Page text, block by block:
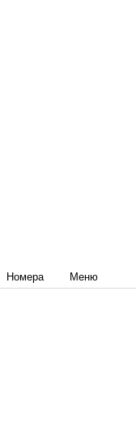
Номера Меню